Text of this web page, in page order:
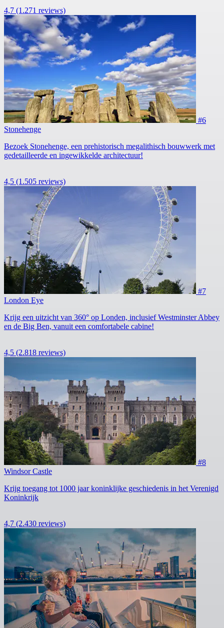
4,7 (1.271 reviews)
#6
Stonehenge
Bezoek Stonehenge, een prehistorisch megalithisch bouwwerk met
gedetailleerde en ingewikkelde architectuur!
4,5 (1.505 reviews)
#7
London Eye
Krijg een uitzicht van 360° op Londen, inclusief Westminster Abbey
en de Big Ben, vanuit een comfortabele cabine!
4,5 (2.818 reviews)
#8
Windsor Castle
Krijg toegang tot 1000 jaar koninklijke geschiedenis in het Verenigd
Koninkrijk
4,7 (2.430 reviews)